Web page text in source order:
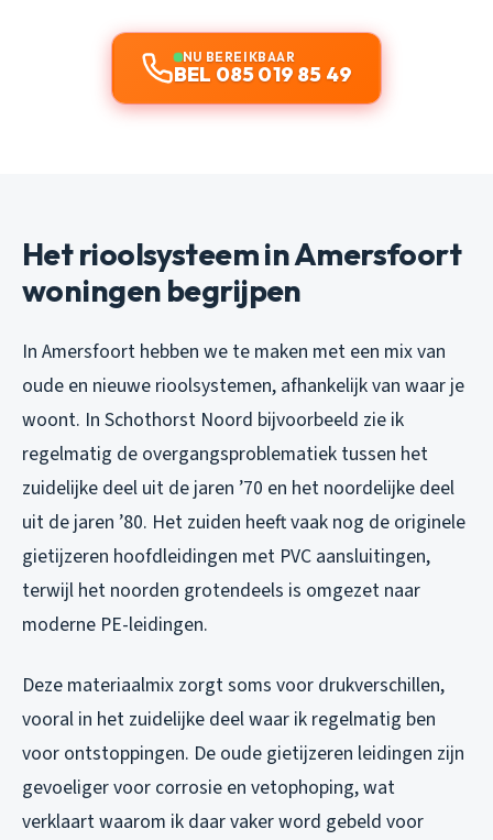
NU BEREIKBAAR
BEL 085 019 85 49
Het rioolsysteem in Amersfoort
woningen begrijpen
In Amersfoort hebben we te maken met een mix van
oude en nieuwe rioolsystemen, afhankelijk van waar je
woont. In Schothorst Noord bijvoorbeeld zie ik
regelmatig de overgangsproblematiek tussen het
zuidelijke deel uit de jaren ’70 en het noordelijke deel
uit de jaren ’80. Het zuiden heeft vaak nog de originele
gietijzeren hoofdleidingen met PVC aansluitingen,
terwijl het noorden grotendeels is omgezet naar
moderne PE-leidingen.
Deze materiaalmix zorgt soms voor drukverschillen,
vooral in het zuidelijke deel waar ik regelmatig ben
voor ontstoppingen. De oude gietijzeren leidingen zijn
gevoeliger voor corrosie en vetophoping, wat
verklaart waarom ik daar vaker word gebeld voor